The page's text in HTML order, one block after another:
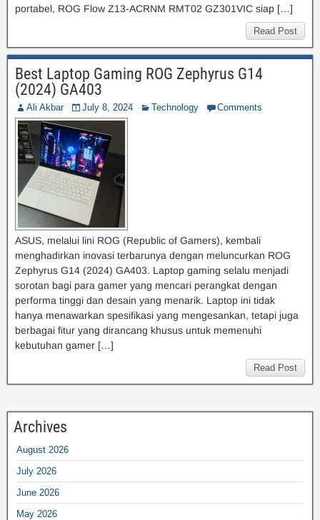
portabel, ROG Flow Z13-ACRNM RMT02 GZ301VIC siap […]
Read Post
Best Laptop Gaming ROG Zephyrus G14
(2024) GA403
Ali Akbar July 8, 2024 Technology Comments
ASUS, melalui lini ROG (Republic of Gamers), kembali
menghadirkan inovasi terbarunya dengan meluncurkan ROG
Zephyrus G14 (2024) GA403. Laptop gaming selalu menjadi
sorotan bagi para gamer yang mencari perangkat dengan
performa tinggi dan desain yang menarik. Laptop ini tidak
hanya menawarkan spesifikasi yang mengesankan, tetapi juga
berbagai fitur yang dirancang khusus untuk memenuhi
kebutuhan gamer […]
Read Post
Archives
August 2026
July 2026
June 2026
May 2026